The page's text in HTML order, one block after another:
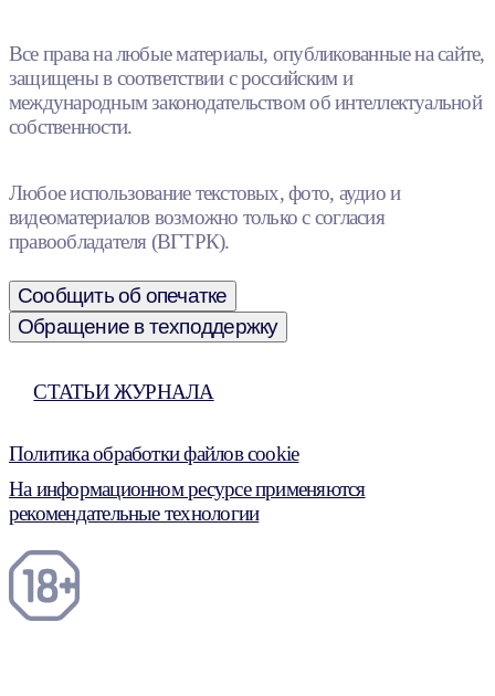
Все права на любые материалы, опубликованные на сайте,
защищены в соответствии с российским и
международным законодательством об интеллектуальной
собственности.
Любое использование текстовых, фото, аудио и
видеоматериалов возможно только с согласия
правообладателя (ВГТРК).
Сообщить об опечатке
Обращение в техподдержку
СТАТЬИ ЖУРНАЛА
Политика обработки файлов cookie
На информационном ресурсе применяются
рекомендательные технологии